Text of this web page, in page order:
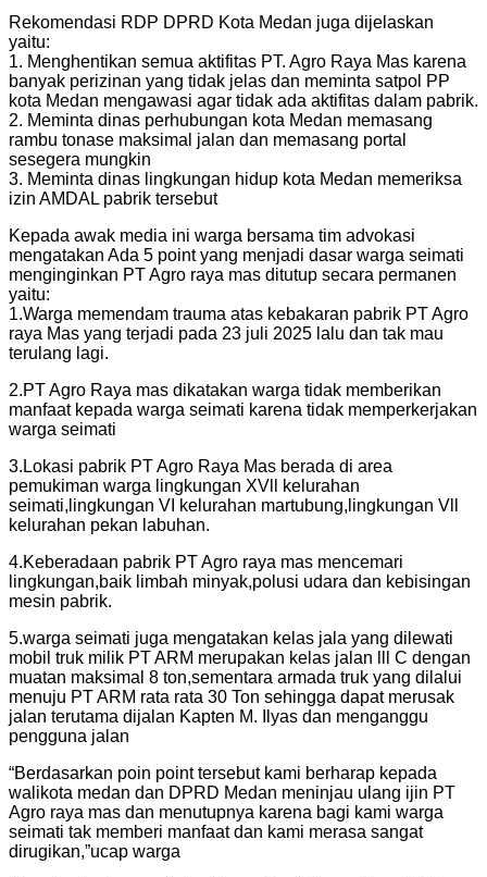
Rekomendasi RDP DPRD Kota Medan juga dijelaskan
yaitu:
1. Menghentikan semua aktifitas PT. Agro Raya Mas karena
banyak perizinan yang tidak jelas dan meminta satpol PP
kota Medan mengawasi agar tidak ada aktifitas dalam pabrik.
2. Meminta dinas perhubungan kota Medan memasang
rambu tonase maksimal jalan dan memasang portal
sesegera mungkin
3. Meminta dinas lingkungan hidup kota Medan memeriksa
izin AMDAL pabrik tersebut
Kepada awak media ini warga bersama tim advokasi
mengatakan Ada 5 point yang menjadi dasar warga seimati
menginginkan PT Agro raya mas ditutup secara permanen
yaitu:
1.Warga memendam trauma atas kebakaran pabrik PT Agro
raya Mas yang terjadi pada 23 juli 2025 lalu dan tak mau
terulang lagi.
2.PT Agro Raya mas dikatakan warga tidak memberikan
manfaat kepada warga seimati karena tidak memperkerjakan
warga seimati
3.Lokasi pabrik PT Agro Raya Mas berada di area
pemukiman warga lingkungan XVll kelurahan
seimati,lingkungan VI kelurahan martubung,lingkungan Vll
kelurahan pekan labuhan.
4.Keberadaan pabrik PT Agro raya mas mencemari
lingkungan,baik limbah minyak,polusi udara dan kebisingan
mesin pabrik.
5.warga seimati juga mengatakan kelas jala yang dilewati
mobil truk milik PT ARM merupakan kelas jalan lll C dengan
muatan maksimal 8 ton,sementara armada truk yang dilalui
menuju PT ARM rata rata 30 Ton sehingga dapat merusak
jalan terutama dijalan Kapten M. Ilyas dan menganggu
pengguna jalan
“Berdasarkan poin point tersebut kami berharap kepada
walikota medan dan DPRD Medan meninjau ulang ijin PT
Agro raya mas dan menutupnya karena bagi kami warga
seimati tak memberi manfaat dan kami merasa sangat
dirugikan,”ucap warga